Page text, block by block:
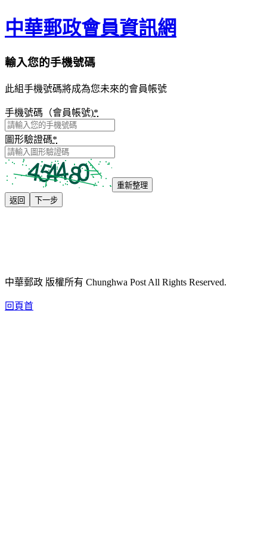
中華郵政會員資訊網
輸入您的手機號碼
此組手機號碼將成為您未來的會員帳號
手機號碼（會員帳號)*
圖形驗證碼*
重新整理
返回
下一步
中華郵政 版權所有 Chunghwa Post All Rights Reserved.
回頁首